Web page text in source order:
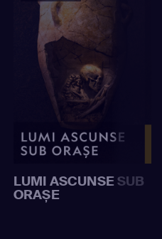
LUMI ASCUNSE SUB
ORAȘE